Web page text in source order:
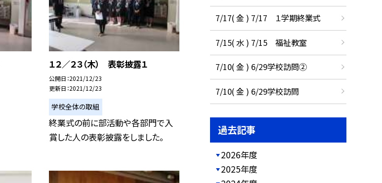
１２／２３（木） 表彰披露１
公開日 2021/12/23
更新日 2021/12/23
学校全体の取組
終業式の前に部活動や各部門で入
賞した人の表彰披露をしました。
7/17( 金 ) 7/17 １学期終業式
7/15( 水 ) 7/15 福祉教室
7/10( 金 ) 6/29学校訪問②
7/10( 金 ) 6/29学校訪問
過去記事
2026年度
2025年度